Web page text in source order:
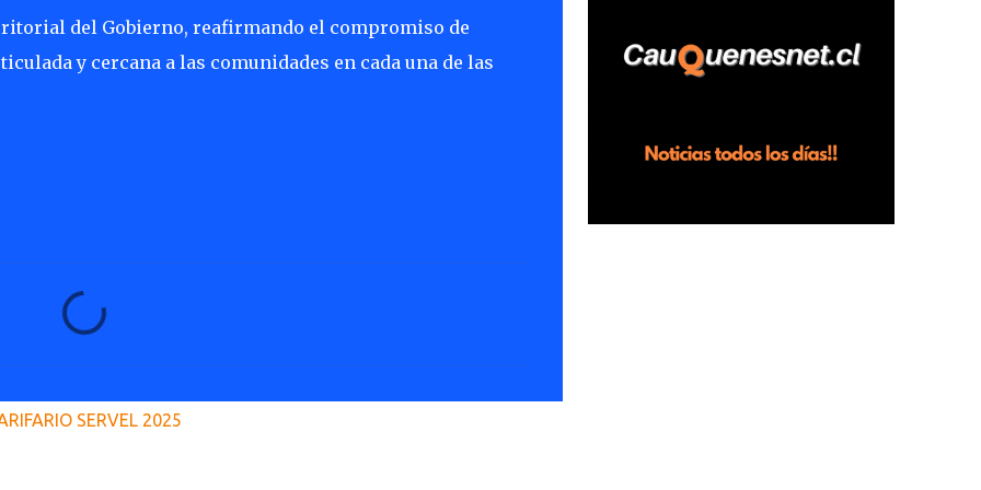
del Gobierno, reafirmando el compromiso de
y cercana a las comunidades en cada una de las
SERVEL 2025
en el sector Dollimbuta, comuna de
Pelluhue. Allí, mientras se encontraba junto
plantación de frutillas, habría sostenido una